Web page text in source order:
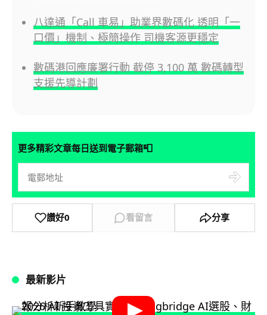
八達通「Call 車易」助業界數碼化 透明「一
口價」機制、極簡操作 司機客源更穩定
數碼港回應廉署行動 截停 3,100 萬 數碼轉型
支援先導計劃
更多精彩文章每日送到電子郵箱📮
讚好0 看留言 分享
最新影片